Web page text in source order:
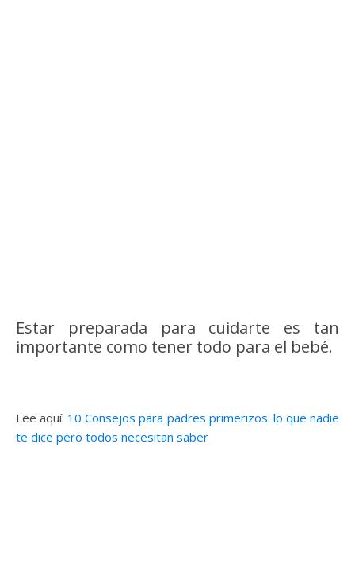
Estar preparada para cuidarte es tan
importante como tener todo para el bebé.
Lee aquí: 10 Consejos para padres primerizos: lo que nadie
te dice pero todos necesitan saber